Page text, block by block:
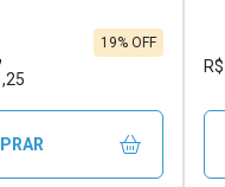
,25
19% OFF
R$